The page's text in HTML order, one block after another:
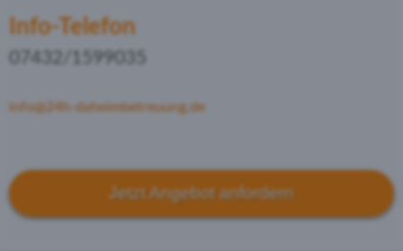
Info-Telefon
07432/1599035
info@24h-daheimbetreuung.de
Jetzt Angebot anfordern